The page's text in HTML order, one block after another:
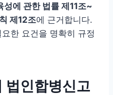
에 관한 법률 제11조~
제12조에 근거합니다.
한 요건을 명확히 규정
법인합병신고